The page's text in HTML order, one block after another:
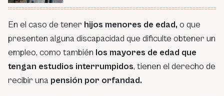
En el caso de tener hijos menores de edad, o que
presenten alguna discapacidad que dificulte obtener un
empleo, como también los mayores de edad que
tengan estudios interrumpidos, tienen el derecho de
recibir una pensión por orfandad.